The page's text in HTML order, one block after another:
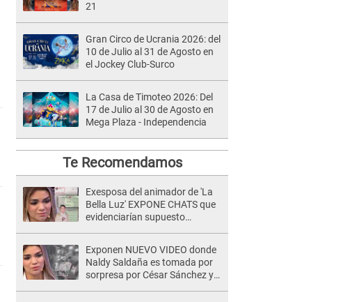
21
Gran Circo de Ucrania 2026: del
10 de Julio al 31 de Agosto en
el Jockey Club-Surco
La Casa de Timoteo 2026: Del
17 de Julio al 30 de Agosto en
Mega Plaza - Independencia
Te Recomendamos
Exesposa del animador de 'La
Bella Luz' EXPONE CHATS que
evidenciarían supuesto
Exponen NUEVO VIDEO donde
Naldy Saldaña es tomada por
sorpresa por César Sánchez y